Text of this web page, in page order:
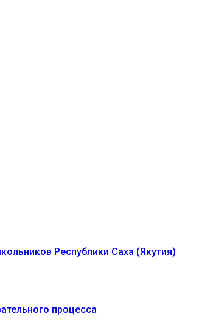
Республики Саха (Якутия)
процесса